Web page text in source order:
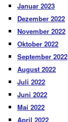
Januar 2023
Dezember 2022
November 2022
Oktober 2022
September 2022
August 2022
Juli 2022
Juni 2022
Mai 2022
April 2022